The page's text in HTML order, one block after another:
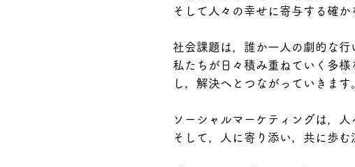
そして人々の幸せに寄与する確
社会課題は，誰か一人の劇的な行
私たちが日々積み重ねていく多
し，解決へとつながっていきます
ソーシャルマーケティングは，
そして，人に寄り添い，共に歩